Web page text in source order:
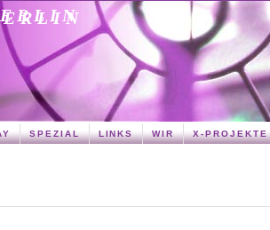
SPEZIAL LINKS WIR X-PROJEKTE